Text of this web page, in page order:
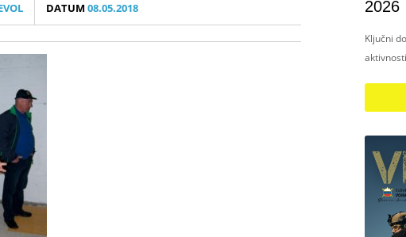
DATUM08.05.2018 2026
Ključni